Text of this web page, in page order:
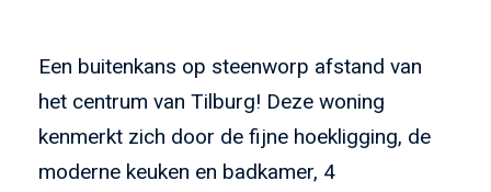
Een buitenkans op steenworp afstand van
het centrum van Tilburg! Deze woning
kenmerkt zich door de fijne hoekligging, de
moderne keuken en badkamer, 4